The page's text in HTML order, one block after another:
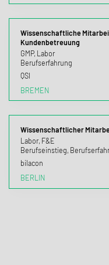
Wissenschaftliche
Kundenbetreuung
GMP, Labor
Berufserfahrung
QSI
BREMEN
Wissenschaftlicher
Labor, F&E
Berufseinstieg,
bilacon
BERLIN